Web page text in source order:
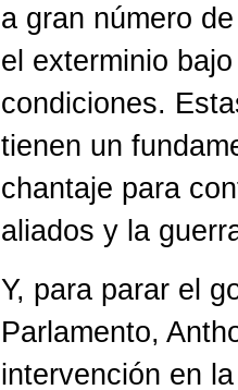
a gran número
el exterminio
condiciones.
tienen un
chantaje para
aliados y la
Y, para parar el
Parlamento,
intervención en